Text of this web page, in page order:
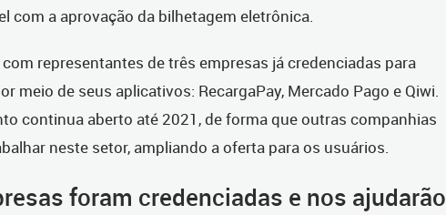
com a aprovação da bilhetagem eletrônica.
representantes de três empresas já credenciadas para
meio de seus aplicativos: RecargaPay, Mercado Pago e Qiwi.
continua aberto até 2021, de forma que outras companhias
neste setor, ampliando a oferta para os usuários.
foram credenciadas e nos ajudarão